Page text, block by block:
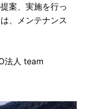
案、実施を行っ
、メンテナンス
法人 team